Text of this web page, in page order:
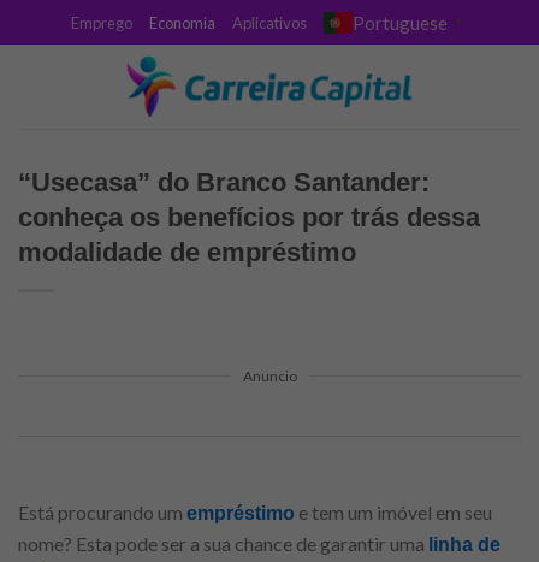
to
Emprego Economia Aplicativos Portuguese ▼
“Usecasa” do Branco Santander:
conheça os benefícios por trás dessa
modalidade de empréstimo
Anuncio
Está procurando um empréstimo e tem um imóvel em seu
nome? Esta pode ser a sua chance de garantir uma linha de